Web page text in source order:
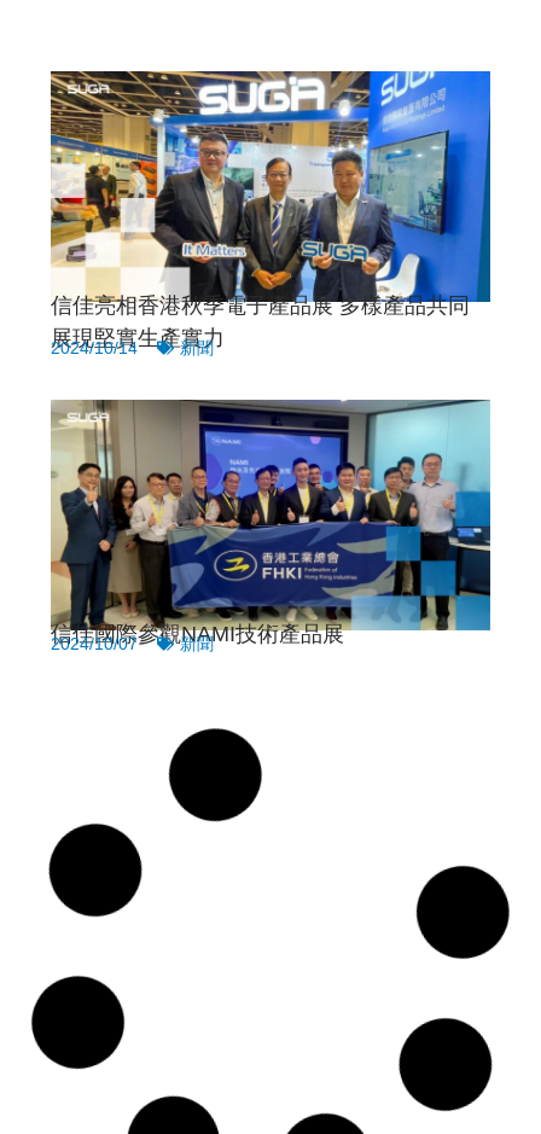
信佳亮相香港秋季電子產品展 多樣產品共同
展現堅實生產實力
2024/10/14 新聞
信佳國際參觀NAMI技術產品展
2024/10/07 新聞